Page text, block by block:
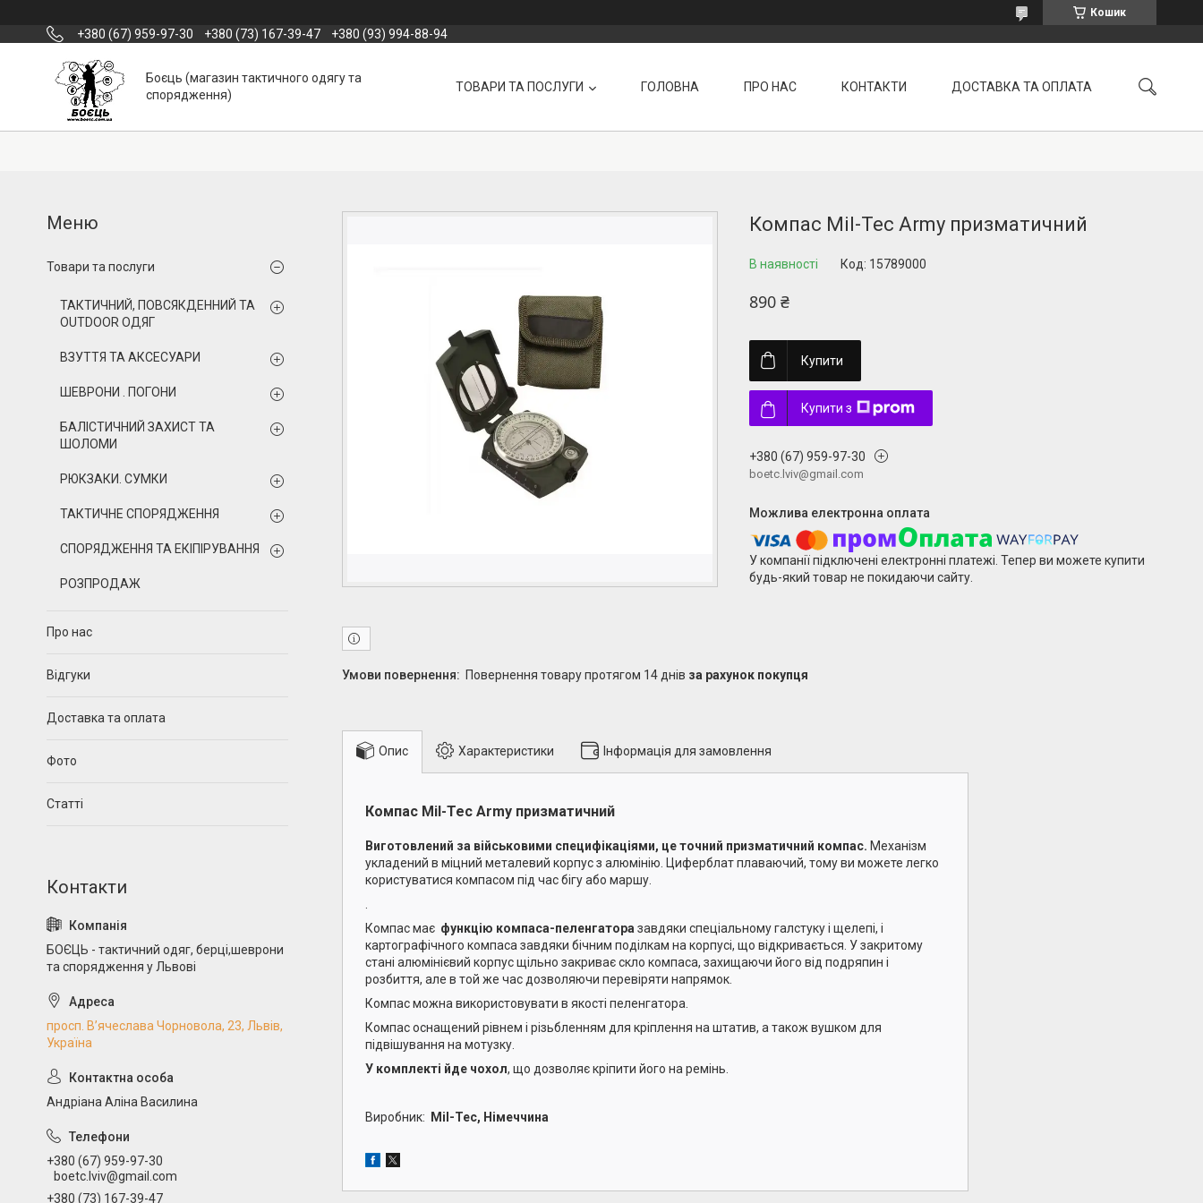
Кошик
+380 (67) 959-97-30 +380 (73) 167-39-47 +380 (93) 994-88-94
Боєць (магазин тактичного одягу та
спорядження)
ТОВАРИ ТА ПОСЛУГИ ГОЛОВНА ПРО НАС КОНТАКТИ ДОСТАВКА ТА ОПЛАТА
Компас Mil-Tec Army призматичний
В наявності Код: 15789000
890 ₴
Купити
Купити з
+380 (67) 959-97-30
boetc.lviv@gmail.com
У компанії підключені електронні платежі. Тепер ви можете купити
будь-який товар не покидаючи сайту.
повернення товару протягом 14 днів за рахунок покупця
Опис Характеристики Інформація для замовлення
Компас Mil-Tec Army призматичний
Виготовлений за військовими специфікаціями, це точний призматичний компас. Механізм
укладений в міцний металевий корпус з алюмінію. Циферблат плаваючий, тому ви можете легко
користуватися компасом під час бігу або маршу.
Компас має функцію компаса-пеленгатора завдяки спеціальному галстуку і щелепі, і
картографічного компаса завдяки бічним поділкам на корпусі, що відкривається. У закритому
стані алюмінієвий корпус щільно закриває скло компаса, захищаючи його від подряпин і
розбиття, але в той же час дозволяючи перевіряти напрямок.
Компас можна використовувати в якості пеленгатора.
Компас оснащений рівнем і різьбленням для кріплення на штатив, а також вушком для
підвішування на мотузку.
У комплекті йде чохол, що дозволяє кріпити його на ремінь.
Виробник: Mil-Tec, Німеччина
Товари та послуги
ТАКТИЧНИЙ, ПОВСЯКДЕННИЙ ТА
OUTDOOR ОДЯГ
ВЗУТТЯ ТА АКСЕСУАРИ
ШЕВРОНИ . ПОГОНИ
БАЛІСТИЧНИЙ ЗАХИСТ ТА
ШОЛОМИ
РЮКЗАКИ. СУМКИ
ТАКТИЧНЕ СПОРЯДЖЕННЯ
СПОРЯДЖЕННЯ ТА ЕКІПІРУВАННЯ
РОЗПРОДАЖ
Про нас
Відгуки
Доставка та оплата
Фото
Статті
БОЄЦЬ - тактичний одяг, берці,шеврони
та спорядження у Львові
просп. В’ячеслава Чорновола, 23, Львів,
Україна
Андріана Аліна Василина
+380 (67) 959-97-30
boetc.lviv@gmail.com
+380 (73) 167-39-47